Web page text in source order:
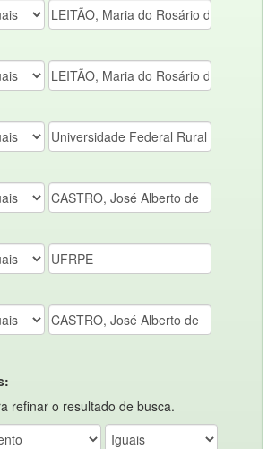
refinar o resultado de busca.